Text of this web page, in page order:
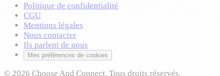
Politique de confidentialité
CGU
Mentions légales
Nous contacter
Ils parlent de nous
Mes préférences de cookies
© 2026 Choose And Connect. Tous droits réservés.